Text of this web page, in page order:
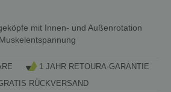
mit Innen- und Außenrotation
1 JAHR RETOURA-GARANTIE
RÜCKVERSAND